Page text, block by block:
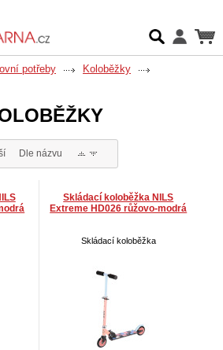
potřeby
Koloběžky
Dle názvu
Skládací koloběžka NILS
Extreme HD026 růžovo-modrá
Skládací koloběžka